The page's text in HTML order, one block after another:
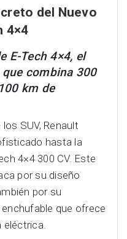
del Nuevo
4×4
E-Tech 4×4, el
combina 300
km de
SUV, Renault
hasta la
4×4 300 CV. Este
por su diseño
por su
que ofrece
eléctrica.